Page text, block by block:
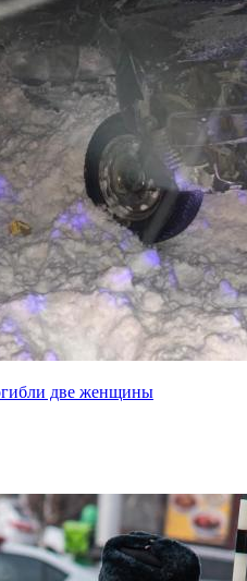
две женщины